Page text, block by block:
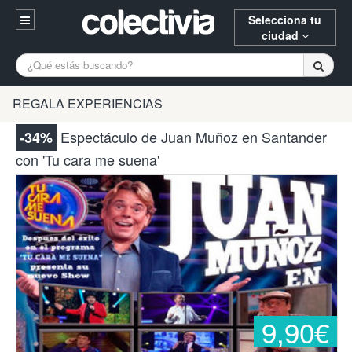
Selecciona tu
ciudad
Entrar
94 652 38 15 (L-V 10:30-15:00)
¿Necesitas ayuda? Escríbenos
A Coruña Alicante
Bilbao Burgos Donostia
Gijón Huesca
Madrid Oviedo Palencia
Pamplona Santander Tarragona
Valencia Vitoria Zaragoza
REGALA EXPERIENCIAS
-34% Espectáculo de Juan Muñoz en Santander
con 'Tu cara me suena'
9,90€